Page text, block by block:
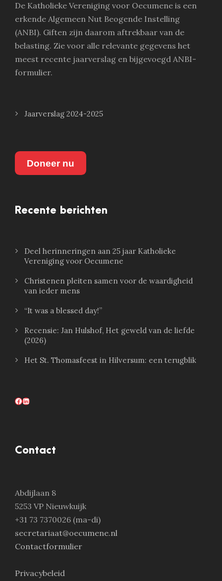
De Katholieke Vereniging voor Oecumene is een
erkende Algemeen Nut Beogende Instelling
(ANBI). Giften zijn daarom aftrekbaar van de
belasting. Zie voor alle relevante gegevens het
meest recente jaarverslag en bijgevoegd ANBI-
formulier.
Jaarverslag 2024-2025
Doneer nu
Recente berichten
Deel herinneringen aan 25 jaar Katholieke
Vereniging voor Oecumene
Christenen pleiten samen voor de waardigheid
van ieder mens
“It was a blessed day!”
Recensie: Jan Hulshof, Het geweld van de liefde
(2026)
Het St. Thomasfeest in Hilversum: een terugblik
Facebook LinkedIn
Contact
Abdijlaan 8
5253 VP Nieuwkuijk
+31 73 7370026 (ma-di)
secretariaat@oecumene.nl
Contactformulier
Privacybeleid